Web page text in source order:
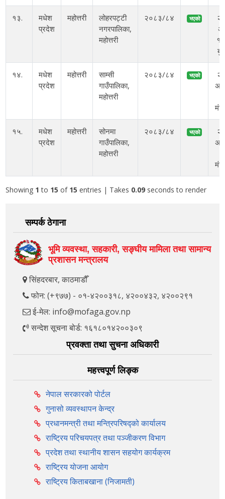
१३.
मधेश
प्रदेश
महोत्तरी
लोहरपट्टी
नगरपालिका,
महोत्तरी
२०८३/८४ भएको
१४.
मधेश
प्रदेश
महोत्तरी
साम्सी
गाउँपालिका,
महोत्तरी
२०८३/८४ भएको
१५.
मधेश
प्रदेश
महोत्तरी
सोनमा
गाउँपालिका,
महोत्तरी
२०८३/८४ भएको
Showing 1 to 15of 15 entries | Takes 0.09 seconds to render
सम्पर्क ठेगाना
भूमि व्यवस्था, सहकारी, सङ्‍घीय मामिला तथा सामान्य
प्रशासन मन्त्रालय
सिंहदरबार, काठमाडौँ
फोन: (+९७७) - ०१-४२००३१८, ४२००४३२, ४२००२९१
ई-मेल: info@mofaga.gov.np
सन्देश सूचना बोर्ड: १६१८०१४२००३०९
प्रवक्ता तथा सुचना अधिकारी
महत्त्वपूर्ण लिङ्क
नेपाल सरकारको पोर्टल
गुनासो व्यवस्थापन केन्द्र
प्रधानमन्त्री तथा मन्त्रिपरिषद्को कार्यालय
राष्ट्रिय परिचयपत्र तथा पञ्‍जीकरण विभाग
प्रदेश तथा स्थानीय शासन सहयोग कार्यक्रम
राष्ट्रिय योजना आयोग
राष्ट्रिय किताबखाना (निजामती)